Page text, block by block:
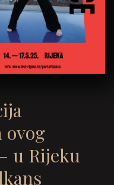
ovog
u Rijeku